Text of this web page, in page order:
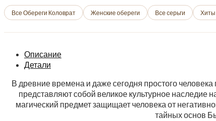
Все Обереги Коловрат Женские обереги Все серьги
Описание
Детали
В древние времена и даже сегодня простого
представляют собой великое культурное наследие
магический предмет защищает человека от
тайных основ